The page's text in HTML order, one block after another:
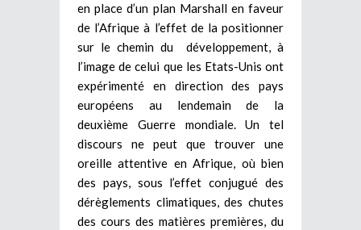
en place d’un plan Marshall en faveur
de l’Afrique à l’effet de la positionner
sur le chemin du développement, à
l’image de celui que les Etats-Unis ont
expérimenté en direction des pays
européens au lendemain de la
deuxième Guerre mondiale. Un tel
discours ne peut que trouver une
oreille attentive en Afrique, où bien
des pays, sous l’effet conjugué des
dérèglements climatiques, des chutes
des cours des matières premières, du